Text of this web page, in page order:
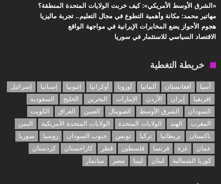
«الشرق الأوسط الأمريكي»: كيف خربت الولايات المتحدة المنطقة؟
مهاتير محمد: مكانة وأهمية التطوع في مجال التعليم.. تجربة ماليزيا
هجوم الأحواز يضع المخابرات الإيرانية في مواجهة الواقع
الاقتصاد السياسي للاستثمار في سوريا
خريطة التغطية
آسيا أفغانستان ألمانيا أوروبا أوكرانيا إثيوبيا إسبانيا
إسرائيل
إفريقيا
إيران الأردن الإمارات البحرين الخليج
السعودية
السودان
الشرق الأوسط الصومال الصين العراق
الكويت
المغرب
الهند الولايات المتحدة الولايات المتحدة الأمريكية
اليمن
باكستان
بريطانيا تركيا تونس جنوب السودان روسيا
سوريا
عمان
غزة فرنسا فلسطين قطر كازاخستان
كردستان
كوريا الشمالية
لبنان ليبيا مصر ميانمار